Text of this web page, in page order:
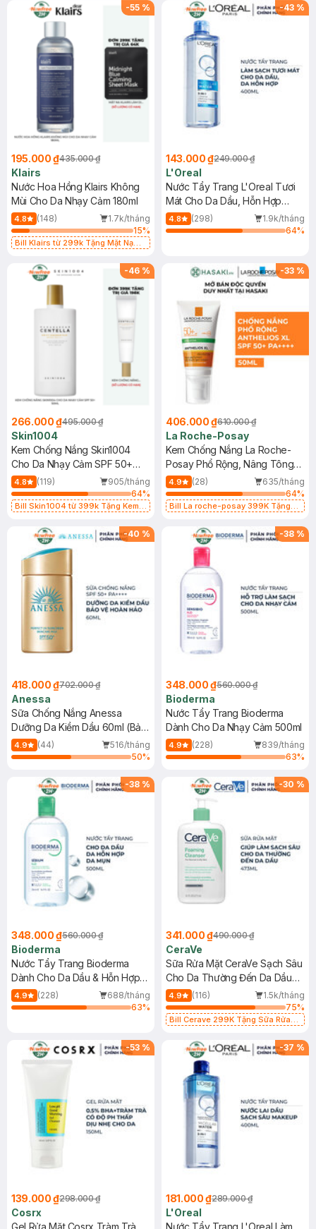
-55 %
195.000 ₫435.000 ₫
Klairs
Nước Hoa Hồng Klairs Không
Mùi Cho Da Nhạy Cảm 180ml
4.8 (148)
1.7k/tháng
15%
Bill Klairs từ 299k Tặng Mặt Nạ
25ml (SL Có Hạn)
-43 %
143.000 ₫249.000 ₫
L'Oreal
Nước Tẩy Trang L'Oreal Tươi
Mát Cho Da Dầu, Hỗn Hợp
400ml
4.8 (298)
1.9k/tháng
64%
-46 %
266.000 ₫495.000 ₫
Skin1004
Kem Chống Nắng Skin1004
Cho Da Nhạy Cảm SPF 50+
50ml
4.8 (119)
905/tháng
64%
Bill Skin1004 từ 399k Tặng Kem
SPF 50+ 20ml (SL Có Hạn)
-33 %
406.000 ₫610.000 ₫
La Roche-Posay
Kem Chống Nắng La Roche-
Posay Phổ Rộng, Nâng Tông
Kiềm Dầu 50ml
4.9 (28)
635/tháng
64%
Bill La roche-posay 399K Tặng
(SL có hạn)
-40 %
418.000 ₫702.000 ₫
Anessa
Sữa Chống Nắng Anessa
Dưỡng Da Kiềm Dầu 60ml (Bản
Mới)
4.9 (44)
516/tháng
50%
-38 %
348.000 ₫560.000 ₫
Bioderma
Nước Tẩy Trang Bioderma
Dành Cho Da Nhạy Cảm 500ml
4.9 (228)
839/tháng
63%
-38 %
348.000 ₫560.000 ₫
Bioderma
Nước Tẩy Trang Bioderma
Dành Cho Da Dầu & Hỗn Hợp
500ml
4.9 (228)
688/tháng
63%
-30 %
341.000 ₫490.000 ₫
CeraVe
Sữa Rửa Mặt CeraVe Sạch Sâu
Cho Da Thường Đến Da Dầu
473ml
4.9 (116)
1.5k/tháng
75%
Bill Cerave 299K Tặng Sữa Rửa
-53 %
139.000 ₫298.000 ₫
Cosrx
Gel Rửa Mặt Cosrx Tràm Trà,
-37 %
181.000 ₫289.000 ₫
L'Oreal
Nước Tẩy Trang L'Oreal Làm